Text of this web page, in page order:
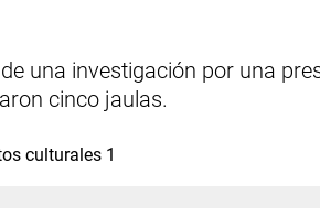
una investigación por una
cinco jaulas.